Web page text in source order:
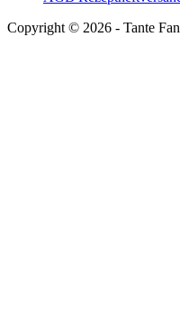
Copyright © 2026 - Tante